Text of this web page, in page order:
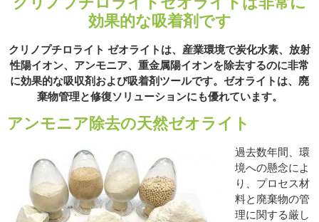
効果的な吸着剤です
クリノプチロライト ゼオライトは、産業環境で炭化水素、放射
性陽イオン、アンモニア、重金属陽イオンを除去するのに非常
に効果的な吸収剤および吸着剤ツールです。ゼオライトは、廃
棄物管理と修復ソリューションにも優れています。
アンモニア除去の天然ゼオライト
過去数年間、環
境への懸念によ
り、プロセス材
料と廃棄物の管
理に関する厳し